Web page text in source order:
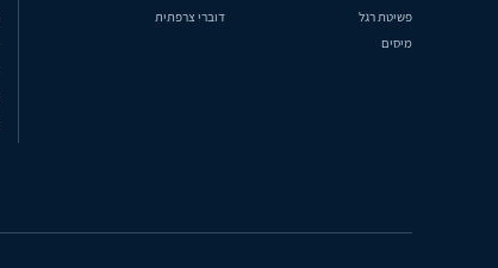
פשיטת רגל
דוברי צרפתית
מיסים